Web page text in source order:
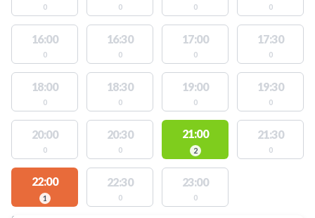
0 0 0 0
16:00
0
16:30
0
17:00
0
17:30
0
18:00
0
18:30
0
19:00
0
19:30
0
20:00
0
20:30
0
21:00
2
21:30
0
22:00
1
22:30
0
23:00
0